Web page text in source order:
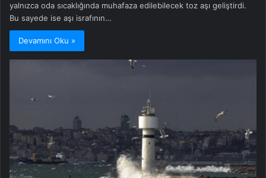
yalnızca oda sıcaklığında muhafaza edilebilecek toz aşı geliştirdi.
Bu sayede ise aşı israfının…
Devamını Oku »